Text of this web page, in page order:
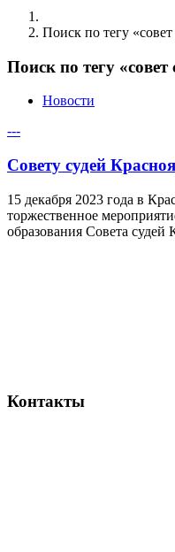
Поиск по тегу «совет
Поиск по тегу «совет
Новости
---
Совету судей
15 декабря 2023 года в
торжественное
образования Совета судей
Контакты